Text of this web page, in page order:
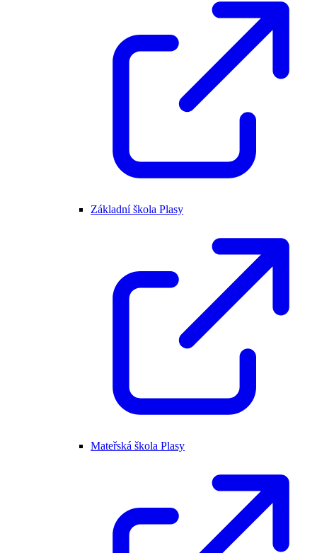
Základní škola Plasy
Mateřská škola Plasy